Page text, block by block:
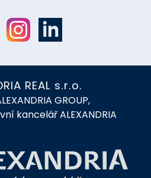
REAL s.r.o.
GROUP,
kancelář ALEXANDRIA